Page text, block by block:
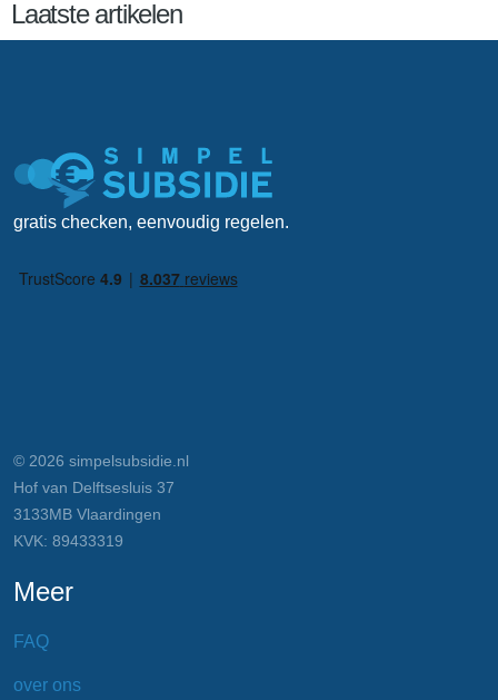
Laatste artikelen
gratis checken, eenvoudig regelen.
© 2026 simpelsubsidie.nl
Hof van Delftsesluis 37
3133MB Vlaardingen
KVK: 89433319
Meer
FAQ
over ons